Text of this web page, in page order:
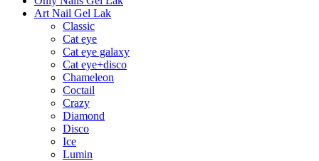
Art Nail Gel Lak
Classic
Cat eye
Cat eye galaxy
Cat eye+disco
Chameleon
Coctail
Crazy
Diamond
Disco
Ice
Lumin